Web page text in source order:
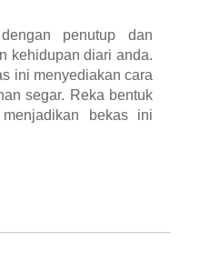
penutup dan
kehidupan diari anda.
ini menyediakan cara
segar. Reka bentuk
bekas ini